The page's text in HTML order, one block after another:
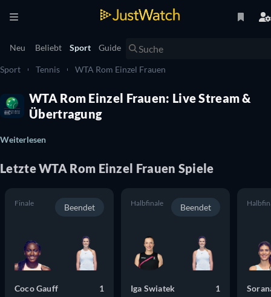
Neu Beliebt Sport Guide
Sport Tennis WTA Rom Einzel Frauen
WTA Rom Einzel Frauen: Live Stream &
Übertragung
Weiterlesen
Letzte WTA Rom Einzel Frauen Spiele
Finale Beendet
Coco Gauff
1
Halbfinale Beendet
Iga Swiatek
1